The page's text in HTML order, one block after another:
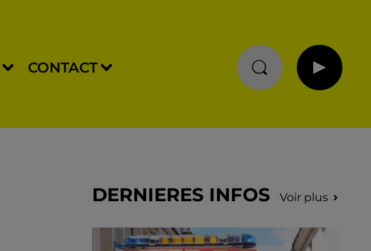
CONTACT
DERNIERES INFOS Voir plus